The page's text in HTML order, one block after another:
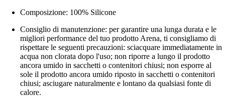
Composizione: 100% Silicone
Consiglio di manutenzione: per garantire una lunga durata e le
migliori performance del tuo prodotto Arena, ti consigliamo di
rispettare le seguenti precauzioni: sciacquare immediatamente in
acqua non clorata dopo l'uso; non riporre a lungo il prodotto
ancora umido in sacchetti o contenitori chiusi; non esporre al
sole il prodotto ancora umido riposto in sacchetti o contenitori
chiusi; asciugare naturalmente e lontano da qualsiasi fonte di
calore.